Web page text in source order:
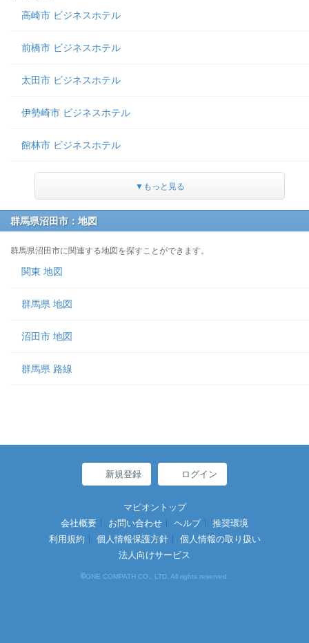
高崎市 ビジネスホテル
前橋市 ビジネスホテル
太田市 ビジネスホテル
伊勢崎市 ビジネスホテル
館林市 ビジネスホテル
▼もっと見る
群馬県沼田市：地図
群馬県沼田市に関連する地図を探すことができます。
関東 地図
群馬県 地図
沼田市 地図
群馬県 路線
新規登録 ログイン
マピオントップ
会社概要
お問い合わせ ヘルプ
推奨環境
利用規約
個人情報保護方針
個人情報の取り扱い
法人向けサービス
©ONE COMPATH CO., LTD. All rights reserved.